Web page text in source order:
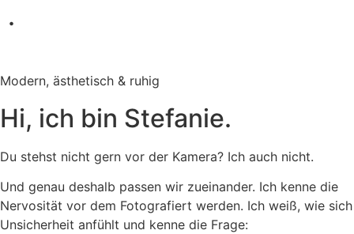
.
Modern, ästhetisch & ruhig
Hi, ich bin Stefanie.​
Du stehst nicht gern vor der Kamera? Ich auch nicht.
Und genau deshalb passen wir zueinander. Ich kenne die
Nervosität vor dem Fotografiert werden. Ich weiß, wie sich
Unsicherheit anfühlt und kenne die Frage: